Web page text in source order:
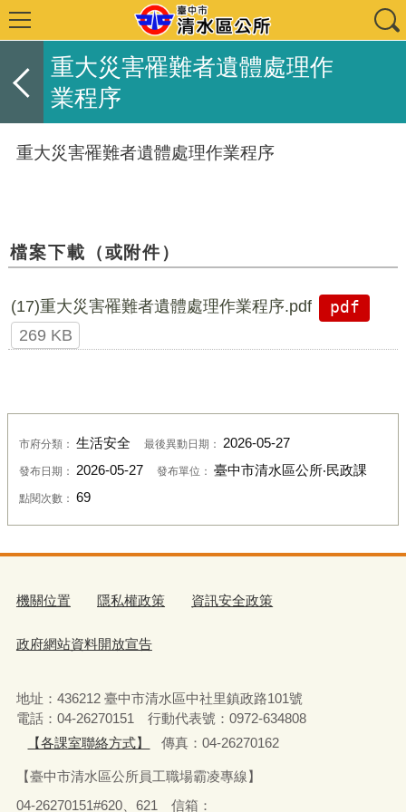
重大災害罹難者遺體處理作
業程序
重大災害罹難者遺體處理作業程序
檔案下載（或附件）
(17)重大災害罹難者遺體處理作業程序.pdf
pdf
269 KB
市府分類： 生活安全 最後異動日期： 2026-05-27
發布日期： 2026-05-27 發布單位： 臺中市清水區公所‧民政課
點閱次數： 69
機關位置 隱私權政策 資訊安全政策
政府網站資料開放宣告
地址：436212 臺中市清水區中社里鎮政路101號
電話：04-26270151 行動代表號：0972-634808
【各課室聯絡方式】
傳真：04-26270162
【臺中市清水區公所員工職場霸凌專線】
04-26270151#620、621 信箱：